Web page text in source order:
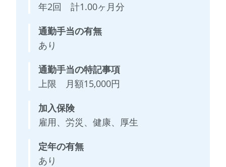
年2回 計1.00ヶ月分
通勤手当の有無
あり
通勤手当の特記事項
上限 月額15,000円
加入保険
雇用、労災、健康、厚生
定年の有無
あり